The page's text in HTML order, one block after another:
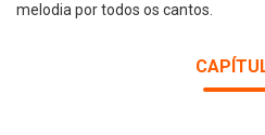
melodia por todos os cantos.